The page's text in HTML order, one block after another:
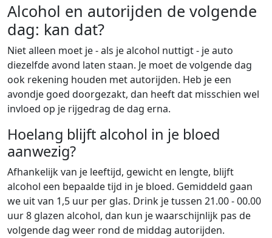
Alcohol en autorijden de volgende
dag: kan dat?
Niet alleen moet je - als je alcohol nuttigt - je auto
diezelfde avond laten staan. Je moet de volgende dag
ook rekening houden met autorijden. Heb je een
avondje goed doorgezakt, dan heeft dat misschien wel
invloed op je rijgedrag de dag erna.
Hoelang blijft alcohol in je bloed
aanwezig?
Afhankelijk van je leeftijd, gewicht en lengte, blijft
alcohol een bepaalde tijd in je bloed. Gemiddeld gaan
we uit van 1,5 uur per glas. Drink je tussen 21.00 - 00.00
uur 8 glazen alcohol, dan kun je waarschijnlijk pas de
volgende dag weer rond de middag autorijden.